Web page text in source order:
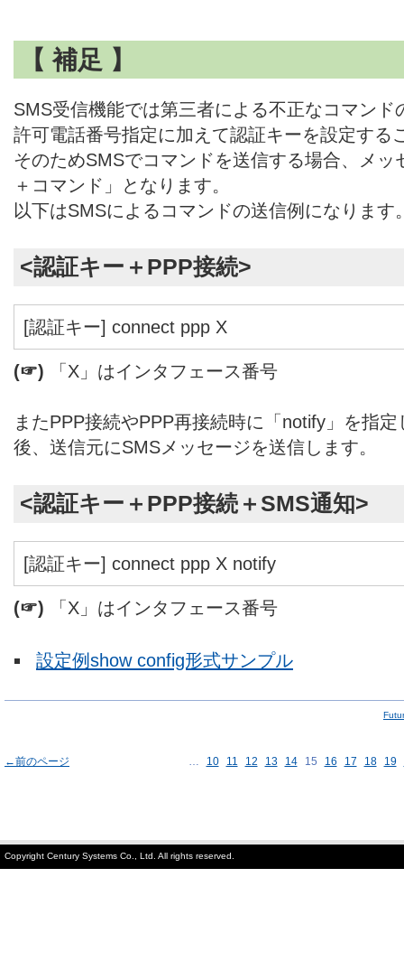
【 補足 】
SMS受信機能では第三者による不正なコマン
許可電話番号指定に加えて認証キーを設定する
そのためSMSでコマンドを送信する場合、メ
＋コマンド」となります。
以下はSMSによるコマンドの送信例になります
<認証キー＋PPP接続>
[認証キー] connect ppp X
(☞) 「X」はインタフェース番号
またPPP接続やPPP再接続時に「notify」を指
後、送信元にSMSメッセージを送信します。
<認証キー＋PPP接続＋SMS通知>
[認証キー] connect ppp X notify
(☞) 「X」はインタフェース番号
設定例show config形式サンプル
←前のページ … 10 11 12 13 14 15 16 17 18 19
Copyright Century Systems Co., Ltd. All rights reserved.